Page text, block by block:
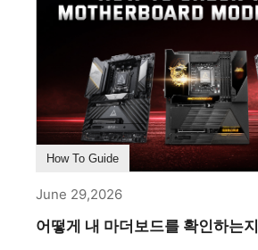
How To Guide
June 29,2026
어떻게 내 마더보드를 확인하는지